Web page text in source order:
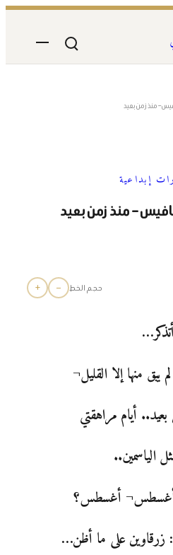
– منذ زمن بعيد
إبداعية
– منذ زمن بعيد
حجم الخط −
+
يبق منها إلا القليل¬
أيام مراهقتي
الياسمين..
أغسطس¬ أغسطس؟
زرقاوين على ما أظن…